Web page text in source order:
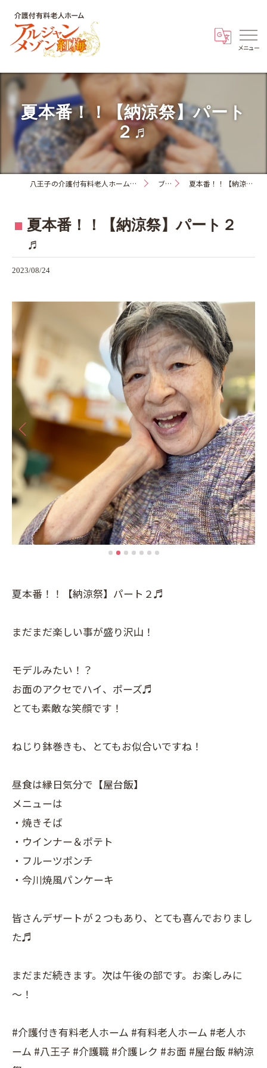
夏本番！！【納涼祭】パート
２♬
八王子の介護付有料老人ホーム・アルジャンメゾン紅梅 ブログ 夏本番！！【納涼祭】パート２♬
夏本番！！【納涼祭】パート２
♬
2023/08/24
夏本番！！【納涼祭】パート２♬
まだまだ楽しい事が盛り沢山！
モデルみたい！？
お面のアクセでハイ、ポーズ♬
とても素敵な笑顔です！
ねじり鉢巻きも、とてもお似合いですね！
昼食は縁日気分で【屋台飯】
メニューは
・焼きそば
・ウインナー＆ポテト
・フルーツポンチ
・今川焼風パンケーキ
皆さんデザートが２つもあり、とても喜んでおりまし
た♬
まだまだ続きます。次は午後の部です。お楽しみに
～！
#介護付き有料老人ホーム #有料老人ホーム #老人ホ
ーム #八王子 #介護職 #介護レク #お面 #屋台飯 #納涼